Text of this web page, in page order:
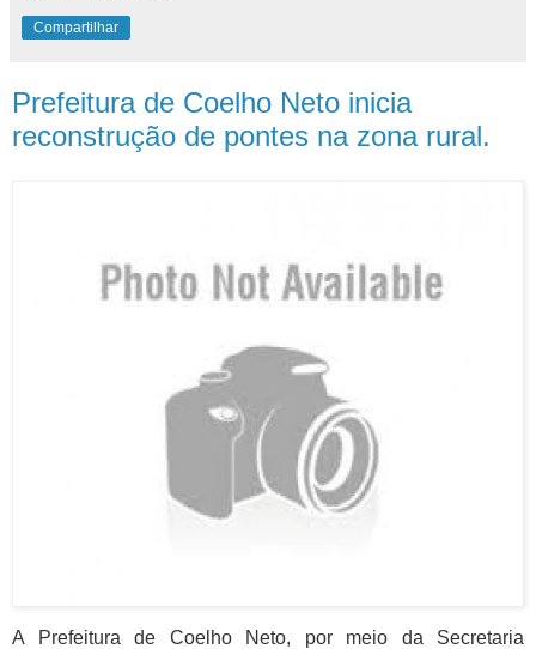
Compartilhar
Prefeitura de Coelho Neto inicia
reconstrução de pontes na zona rural.
A Prefeitura de Coelho Neto, por meio da Secretaria